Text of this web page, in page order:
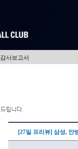
사보고서
립니다.
[27일 프리뷰] 삼성, 안